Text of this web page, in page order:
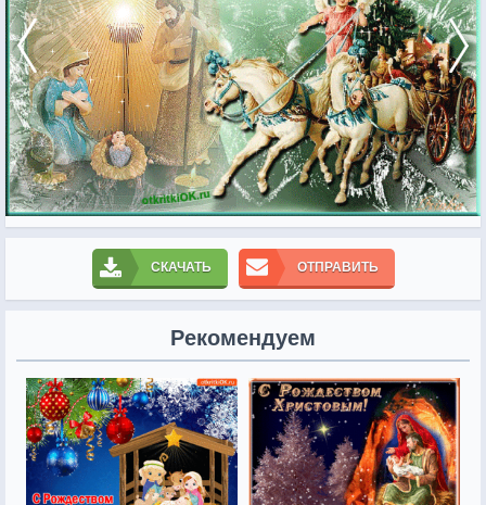
СКАЧАТЬ ОТПРАВИТЬ
Рекомендуем